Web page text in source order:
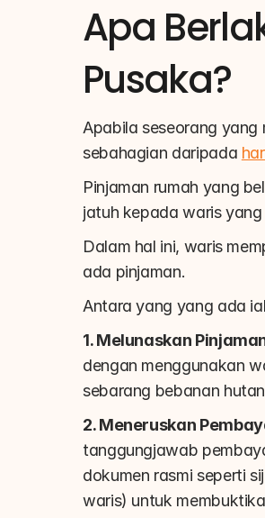
Apa
Pusaka?
Apabila seseorang yang
sebahagian daripada
Pinjaman rumah yang
jatuh kepada waris
Dalam hal ini, waris
ada pinjaman.
Antara yang yang ada
1. Melunaskan
dengan menggunakan
sebarang bebanan
2. Meneruskan
tanggungjawab
dokumen rasmi seperti
waris) untuk